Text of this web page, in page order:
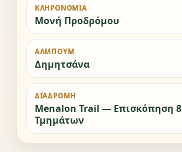
ΚΛΗΡΟΝΟΜΙΆ
Μονή Προδρόμου
ΆΛΜΠΟΥΜ
Δημητσάνα
ΔΙΑΔΡΟΜΉ
Menalon Trail — Επισκόπηση 8
Τμημάτων